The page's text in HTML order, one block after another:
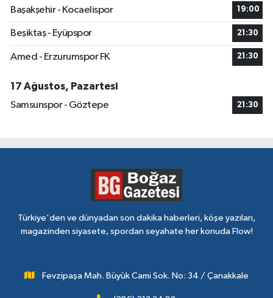
Başakşehir - Kocaelispor
19:00
Beşiktaş - Eyüpspor 21:30
Amed - Erzurumspor FK 21:30
17 Ağustos, Pazartesi
Samsunspor - Göztepe
21:30
Türkiye'den ve dünyadan son dakika haberleri, köşe yazıları,
magazinden siyasete, spordan seyahate her konuda Flow!
Fevzipaşa Mah. Büyük Cami Sok. No: 34 / Çanakkale